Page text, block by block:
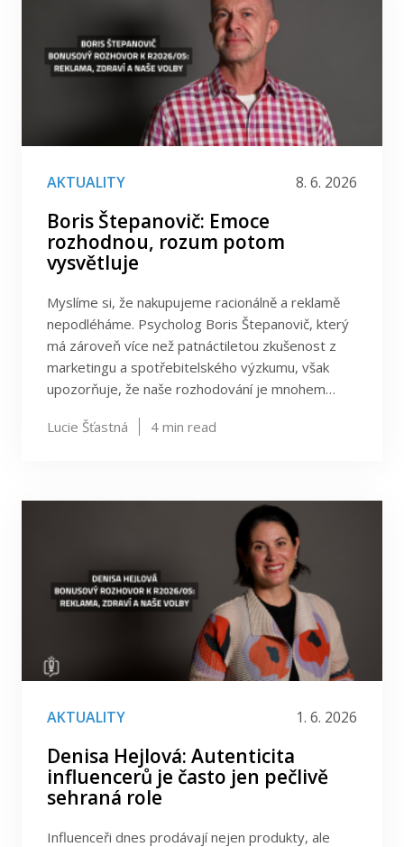
AKTUALITY 8. 6. 2026
Boris Štepanovič: Emoce
rozhodnou, rozum potom
vysvětluje
Myslíme si, že nakupujeme racionálně a reklamě
nepodléháme. Psycholog Boris Štepanovič, který
má zároveň více než patnáctiletou zkušenost z
marketingu a spotřebitelského výzkumu, však
upozorňuje, že naše rozhodování je mnohem…
Lucie Šťastná 4 min read
AKTUALITY 1. 6. 2026
Denisa Hejlová: Autenticita
influencerů je často jen pečlivě
sehraná role
Influenceři dnes prodávají nejen produkty, ale